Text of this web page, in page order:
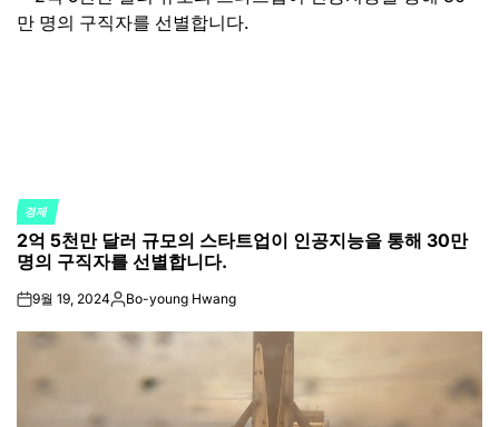
POSTED
IN
경제
2억 5천만 달러 규모의 스타트업이 인공지능을 통해 30만
명의 구직자를 선별합니다.
on9월 19, 2024Posted
Bo-young Hwang